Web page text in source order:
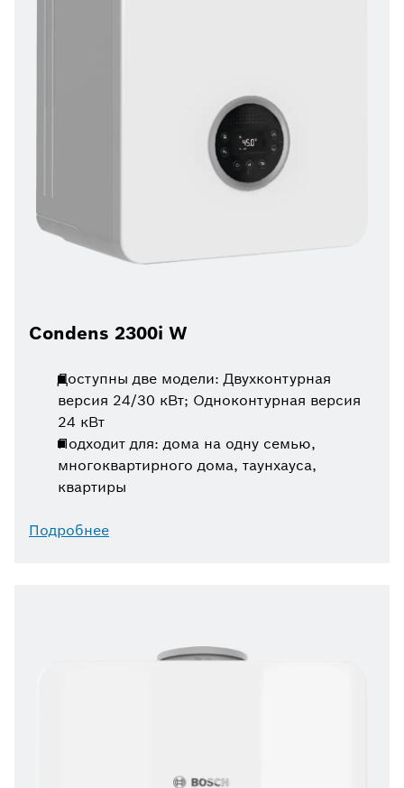
Condens 2300i W
Доступны две модели: Двухконтурная
версия 24/30 кВт; Одноконтурная версия
24 кВт
Подходит для: дома на одну семью,
многоквартирного дома, таунхауса,
квартиры
Подробнее